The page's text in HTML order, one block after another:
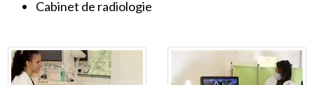
Cabinet de radiologie